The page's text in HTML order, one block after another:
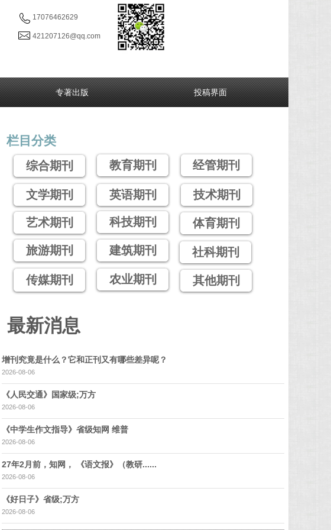
17076462629
421207126@qq.com
专著出版 投稿界面
文学期刊
栏目分类
综合期刊
艺术期刊
旅游期刊
传媒期刊
教育期刊
英语期刊
科技期刊
建筑期刊
农业期刊
经管期刊
技术期刊
体育期刊
社科期刊
其他期刊
最新消息
增刊究竟是什么？它和正刊又有哪些差异呢？
2026-08-06
《人民交通》国家级;万方
2026-08-06
《中学生作文指导》省级知网 维普
2026-08-06
27年2月前，知网， 《语文报》（教研......
2026-08-06
《好日子》省级;万方
2026-08-06